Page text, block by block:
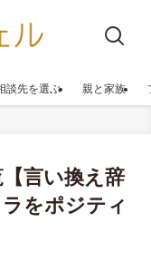
談先を選ぶ 親と家族
言い換え辞
をポジティ